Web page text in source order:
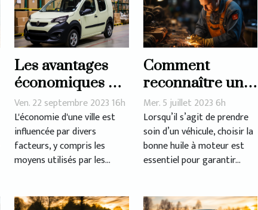
Les avantages
économiques du
covering de
véhicules à Lyon
Ven. 22 septembre 2023 16h
L'économie d'une ville est
influencée par divers
facteurs, y compris les
moyens utilisés par les...
Comment
reconnaître une
huile à moteur
de qualité ?
Mer. 5 juillet 2023 6h
Lorsqu’il s’agit de prendre
soin d’un véhicule, choisir la
bonne huile à moteur est
essentiel pour garantir...